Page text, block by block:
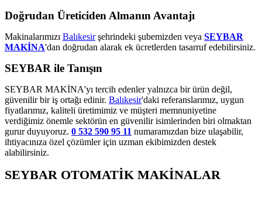
Doğrudan Üreticiden Almanın Avantajı
Makinalarımızı Balıkesirşehrindeki şubemizden veya SEYBAR
MAKİNA'dan doğrudan alarak ek ücretlerden tasarruf edebilirsiniz.
SEYBAR ile Tanışın
SEYBAR MAKİNA'yı tercih edenler yalnızca bir ürün değil,
güvenilir bir iş ortağı edinir. Balıkesir'daki referanslarımız, uygun
fiyatlarımız, kaliteli üretimimiz ve müşteri memnuniyetine
verdiğimiz önemle sektörün en güvenilir isimlerinden biri olmaktan
gurur duyuyoruz. 0 532 590 95 11 numaramızdan bize ulaşabilir,
ihtiyacınıza özel çözümler için uzman ekibimizden destek
alabilirsiniz.
SEYBAR OTOMATİK MAKİNALAR